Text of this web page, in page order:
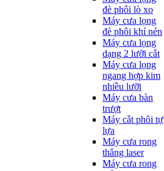
đè phôi lò xo
Máy cưa lọng
đè phôi khí nén
Máy cưa lọng
dạng 2 lưỡi cắt
Máy cưa lọng
ngang hợp kim
nhiều lưỡi
Máy cưa bàn
trượt
Máy cắt phôi tự
lựa
Máy cưa rong
thẳng laser
Máy cưa rong